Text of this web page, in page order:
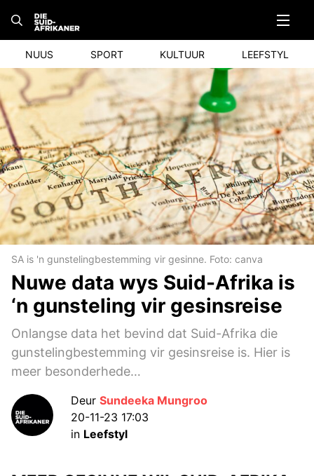
content
NUUS SPORT KULTUUR LEEFSTYL
SA is 'n gunstelingbestemming vir gesinne. Foto: canva
Nuwe data wys Suid-Afrika is
‘n gunsteling vir gesinsreise
Onlangse data het bevind dat Suid-Afrika die
gunstelingbestemming vir gesinsreise is. Hier is
meer besonderhede…
Deur Sundeeka Mungroo
20-11-23 17:03
in Leefstyl